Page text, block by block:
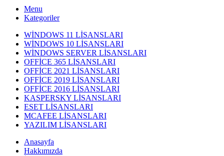
Menu
Kategoriler
WİNDOWS 11 LİSANSLARI
WİNDOWS 10 LİSANSLARI
WİNDOWS SERVER LİSANSLARI
OFFİCE 365 LİSANSLARI
OFFİCE 2021 LİSANSLARI
OFFİCE 2019 LİSANSLARI
OFFİCE 2016 LİSANSLARI
KASPERSKY LİSANSLARI
ESET LİSANSLARI
MCAFEE LİSANSLARI
YAZILIM LİSANSLARI
Anasayfa
Hakkımızda